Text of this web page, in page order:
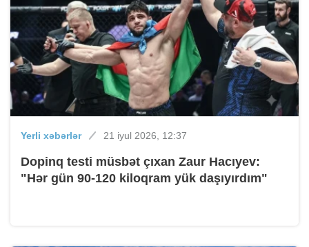
Yerli xəbərlər 21 iyul 2026, 12:37
Dopinq testi müsbət çıxan Zaur Hacıyev:
"Hər gün 90-120 kiloqram yük daşıyırdım"